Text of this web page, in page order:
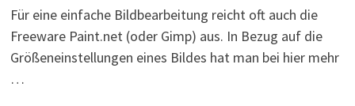
Für eine einfache Bildbearbeitung reicht oft auch die
Freeware Paint.net (oder Gimp) aus. In Bezug auf die
Größeneinstellungen eines Bildes hat man bei hier mehr
…